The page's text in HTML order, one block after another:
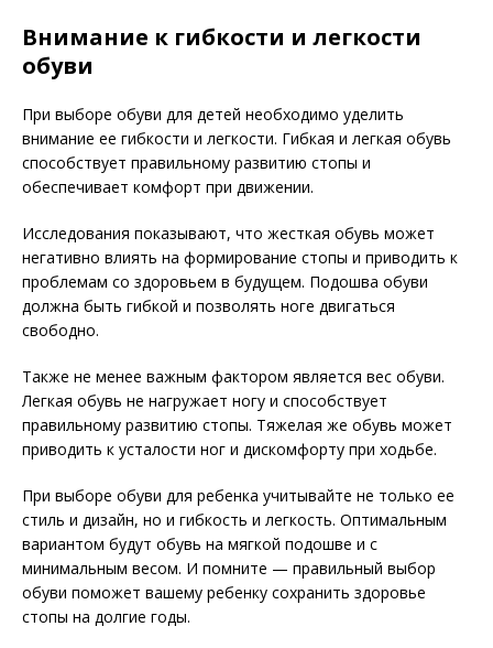
Внимание к гибкости и легкости
обуви
При выборе обуви для детей необходимо уделить
внимание ее гибкости и легкости. Гибкая и легкая обувь
способствует правильному развитию стопы и
обеспечивает комфорт при движении.
Исследования показывают, что жесткая обувь может
негативно влиять на формирование стопы и приводить к
проблемам со здоровьем в будущем. Подошва обуви
должна быть гибкой и позволять ноге двигаться
свободно.
Также не менее важным фактором является вес обуви.
Легкая обувь не нагружает ногу и способствует
правильному развитию стопы. Тяжелая же обувь может
приводить к усталости ног и дискомфорту при ходьбе.
При выборе обуви для ребенка учитывайте не только ее
стиль и дизайн, но и гибкость и легкость. Оптимальным
вариантом будут обувь на мягкой подошве и с
минимальным весом. И помните — правильный выбор
обуви поможет вашему ребенку сохранить здоровье
стопы на долгие годы.